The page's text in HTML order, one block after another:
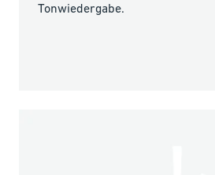
Tonwiedergabe.